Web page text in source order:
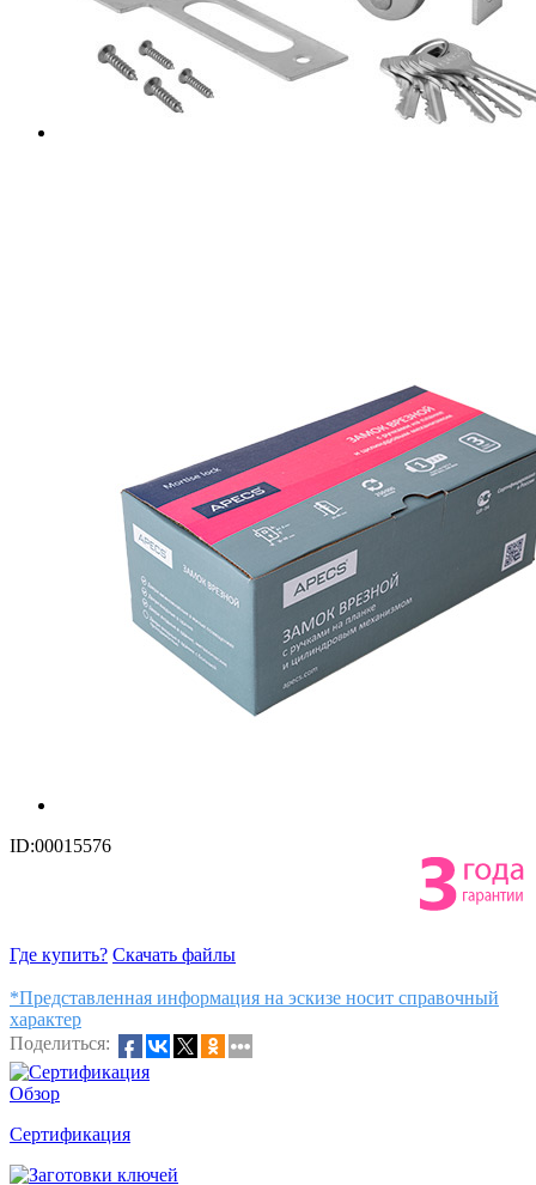
ID:00015576
Где купить? Скачать файлы
*Представленная информация на эскизе носит справочный
характер
Поделиться:
Обзор
Сертификация